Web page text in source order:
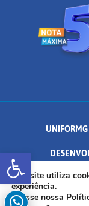
Abrir a
AV. DR. ARNALDO
Este site utiliza
experiência.
Acesse nossa